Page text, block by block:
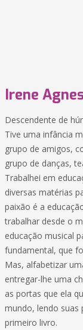
Irene
Descendente de
Tive uma infância
grupo de amigos,
grupo de danças,
Trabalhei em
diversas matérias
paixão é a
trabalhar desde o
educação musical
fundamental, que
Mas, alfabetizar
entregar-lhe uma
as portas que ela
mundo, lendo suas
primeiro livro.